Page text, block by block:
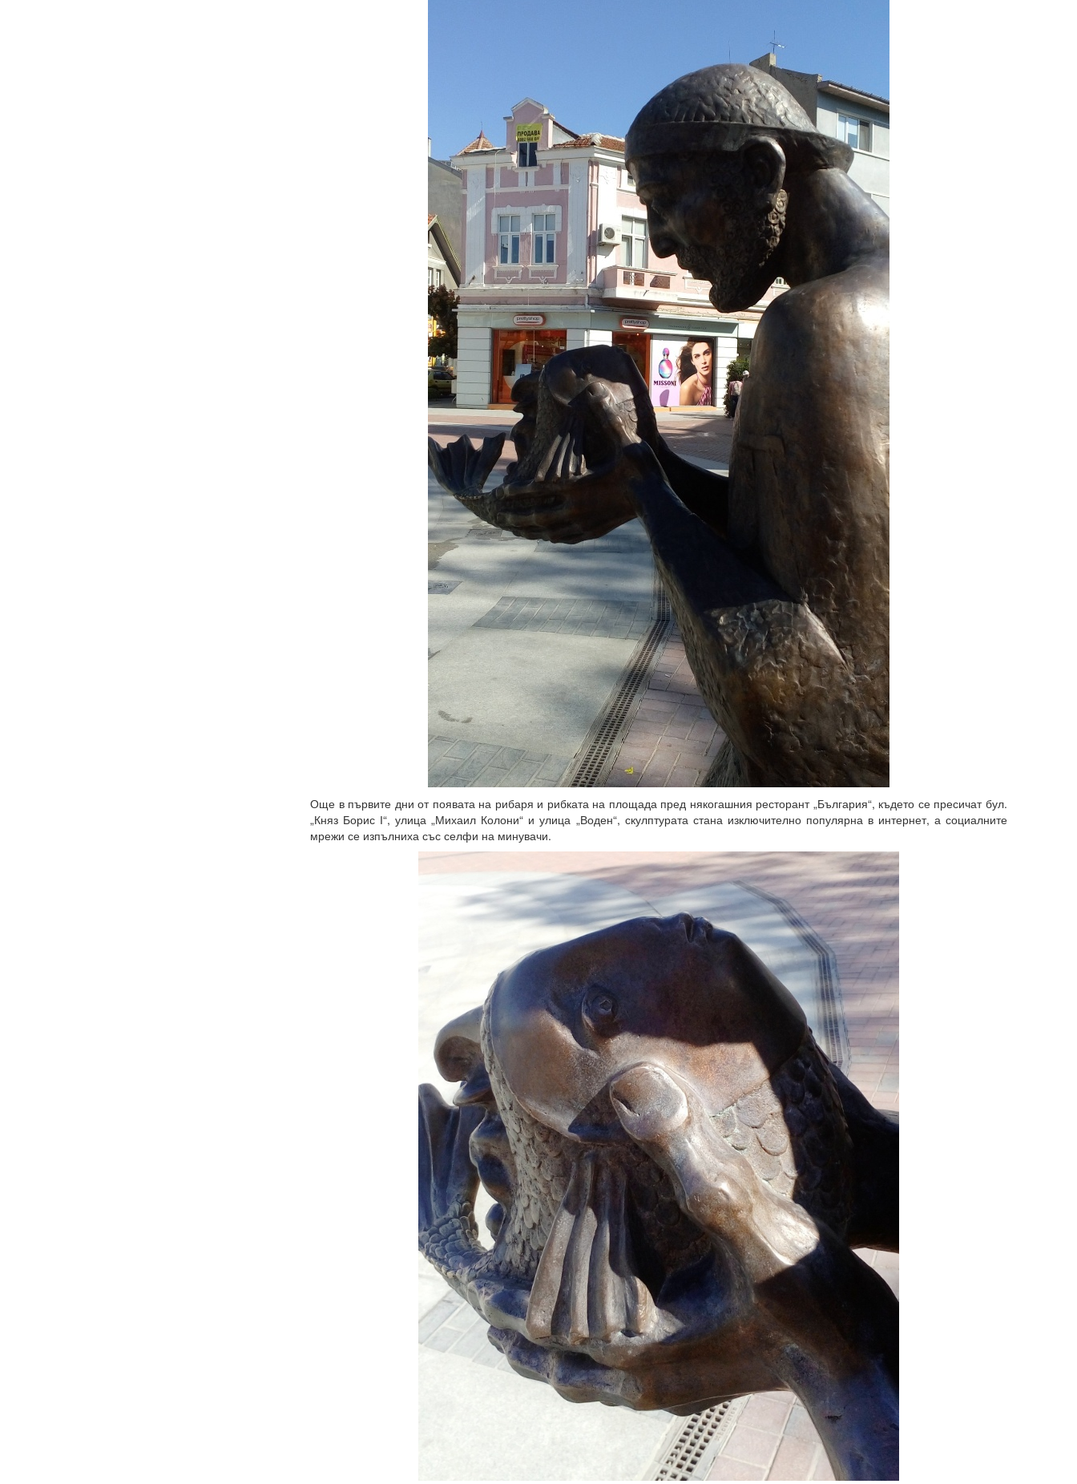
Още в първите дни от появата на рибаря и рибката на площада пред някогашния ресторант „България“, където се пресичат бул.
„Княз Борис І“, улица „Михаил Колони“ и улица „Воден“, скулптурата стана изключително популярна в интернет, а социалните
мрежи се изпълниха със селфи на минувачи.